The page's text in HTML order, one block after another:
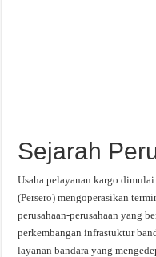
Sejarah
Usaha pelayanan kargo
(Persero) mengoperasikan
perusahaan-perusahaan yang
perkembangan infrastuktur
layanan bandara yang